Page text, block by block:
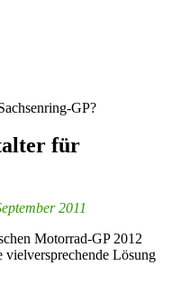
GP?
für
2011
Motorrad-GP 2012
vielversprechende Lösung